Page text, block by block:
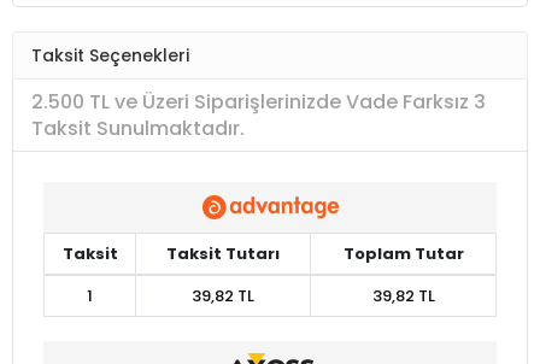
Taksit Seçenekleri
2.500 TL ve Üzeri Siparişlerinizde Vade Farksız 3
Taksit Sunulmaktadır.
Taksit Taksit Tutarı
Toplam Tutar
1
39,82 TL 39,82 TL